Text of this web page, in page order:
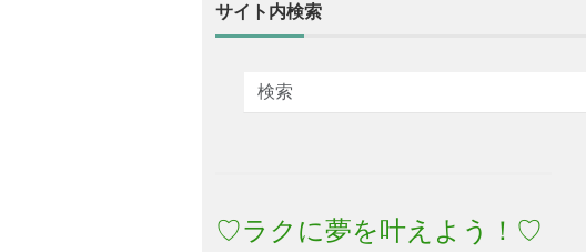
サイト内検索
♡ラクに夢を叶えよう！♡